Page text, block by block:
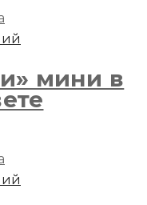
мини в